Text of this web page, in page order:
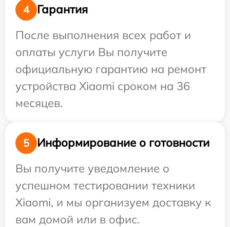
4
Гарантия
После выполнения всех работ и
оплаты услуги Вы получите
официальную гарантию на ремонт
устройства Xiaomi сроком на 36
месяцев.
5
Информирование о готовности
Вы получите уведомление о
успешном тестировании техники
Xiaomi, и мы организуем доставку к
вам домой или в офис.